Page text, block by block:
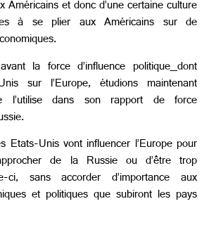
Américains et donc d’une certaine culture
à se plier aux Américains sur de
la force d’influence politique dont
sur l’Europe, étudions maintenant
l’utilise dans son rapport de force
Etats-Unis vont influencer l’Europe pour
de la Russie ou d’être trop
ci, sans accorder d’importance aux
et politiques que subiront les pays